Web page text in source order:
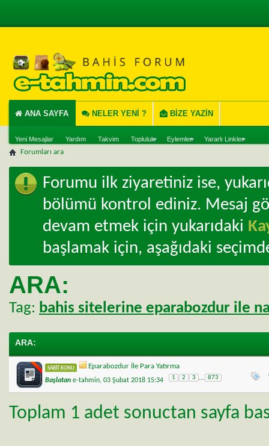
ANA SAYFA
Yeni Mesajlar Yardım Takvim Topluluk Eylemler Yararlı Linkler
NELER YENI ? BIZE YAZIN
Forumları ara
Forumu ilk ziyaretiniz ise,
bölümü kontrol ediniz. Mesaj
devam etmek için yukarıdaki
başlamak için, aşağıdaki
ARA:
Tag: bahis sitelerine eparabozdur ile
ARA:
SABIT KONU Eparabozdur İle Para Yatırma
Başlatan e-tahmin, 03 Şubat 2018 15:34 1 2 3 ... 873
Toplam 1 adet sonuctan sayfa